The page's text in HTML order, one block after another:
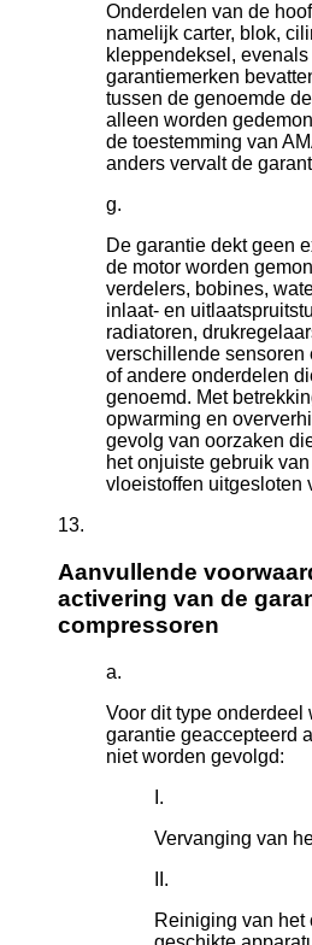
Onderdelen van de
namelijk carter, blok,
kleppendeksel,
garantiemerken
tussen de genoemde
alleen worden
de toestemming van
anders vervalt de
De garantie dekt geen
de motor worden
verdelers, bobines,
inlaat- en
radiatoren,
verschillende
of andere onderdelen
genoemd. Met
opwarming en
gevolg van oorzaken
het onjuiste gebruik
vloeistoffen uitgesloten
Aanvullende
activering van de
compressoren
Voor dit type onderdeel
garantie geaccepteerd
niet worden gevolgd:
Vervanging van
Reiniging van het